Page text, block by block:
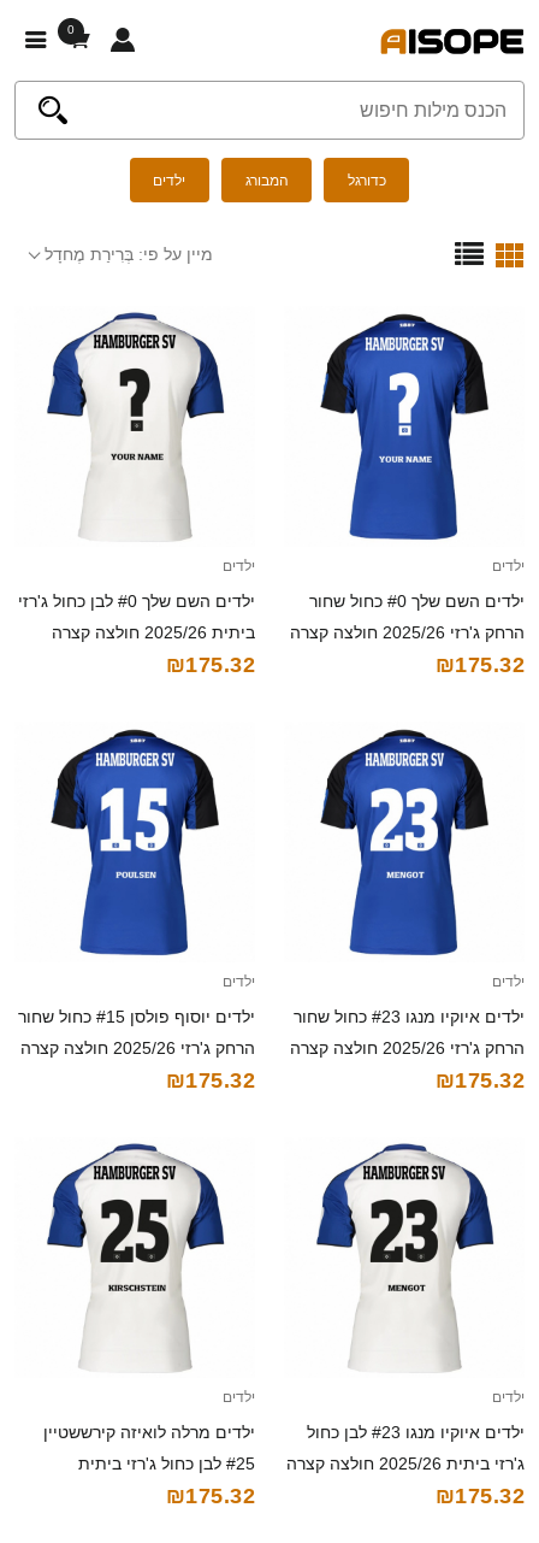
0
כדורגל המבורג ילדים
מיין על פי: בְּרִירַת מֶחדָל
ילדים
ילדים השם שלך #0 כחול שחור
הרחק ג'רזי 2025/26 חולצה קצרה
₪175.32
ילדים
ילדים השם שלך #0 לבן כחול ג'רזי
ביתית 2025/26 חולצה קצרה
₪175.32
ילדים
ילדים איוקיו מנגו #23 כחול שחור
הרחק ג'רזי 2025/26 חולצה קצרה
₪175.32
ילדים
ילדים יוסוף פולסן #15 כחול שחור
הרחק ג'רזי 2025/26 חולצה קצרה
₪175.32
ילדים
ילדים איוקיו מנגו #23 לבן כחול
ג'רזי ביתית 2025/26 חולצה קצרה
₪175.32
ילדים
ילדים מרלה לואיזה קירששטיין
#25 לבן כחול ג'רזי ביתית
2025/26 חולצה קצרה
₪175.32